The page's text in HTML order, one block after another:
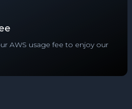
AWS usage fee to enjoy our